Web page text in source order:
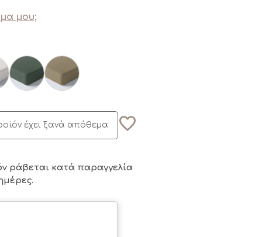
μου;
έχει ξανά απόθεμα
ράβεται κατά παραγγελία